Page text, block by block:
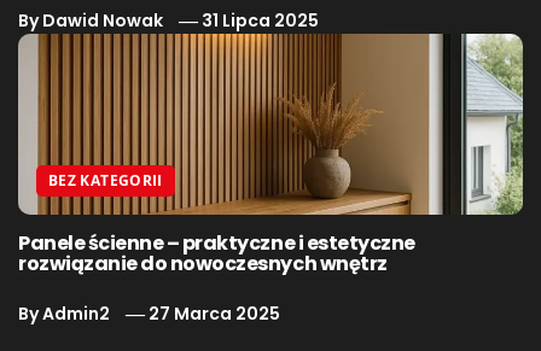
ByDawid Nowak 31 Lipca 2025
BEZ KATEGORII
Panele ścienne – praktyczne i estetyczne
rozwiązanie do nowoczesnych wnętrz
ByAdmin2 27 Marca 2025